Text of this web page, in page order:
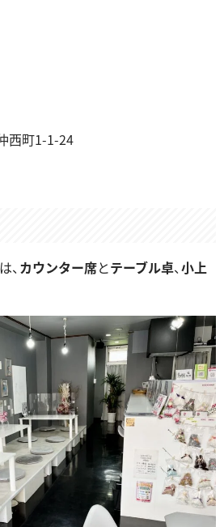
西町1-1-24
カウンター席とテーブル卓、 小上